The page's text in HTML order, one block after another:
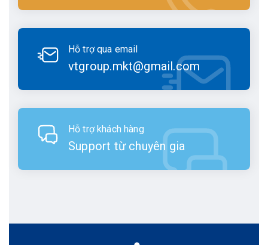
Hỗ trợ qua email
vtgroup.mkt@gmail.com
Hỗ trợ khách hàng
Support từ chuyên gia